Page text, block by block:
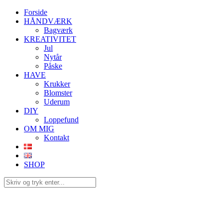
Forside
HÅNDVÆRK
Bagværk
KREATIVITET
Jul
Nytår
Påske
HAVE
Krukker
Blomster
Uderum
DIY
Loppefund
OM MIG
Kontakt
SHOP